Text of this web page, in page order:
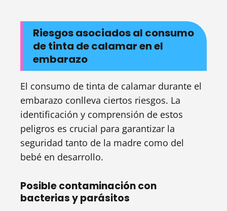
Riesgos asociados al consumo
de tinta de calamar en el
embarazo
El consumo de tinta de calamar durante el
embarazo conlleva ciertos riesgos. La
identificación y comprensión de estos
peligros es crucial para garantizar la
seguridad tanto de la madre como del
bebé en desarrollo.
Posible contaminación con
bacterias y parásitos